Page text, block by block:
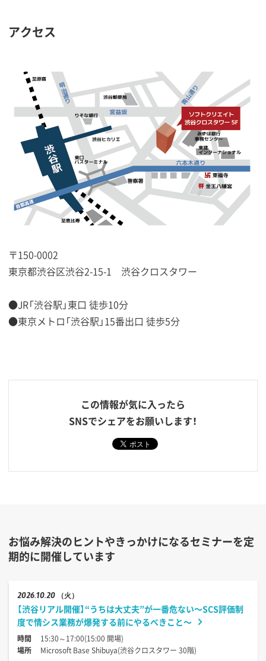
アクセス
〒150-0002
東京都渋谷区渋谷2-15-1 渋谷クロスタワー
●JR「渋谷駅」東口 徒歩10分
●東京メトロ「渋谷駅」15番出口 徒歩5分
この情報が気に入ったら
SNSでシェアをお願いします！
お悩み解決のヒントやきっかけになるセミナーを定
期的に開催しています
202610.20 （火）
【渋谷リアル開催】“うちは大丈夫”が一番危ない〜SCS評価制
度で情シス業務が爆発する前にやるべきこと〜
時間
15:30～17:00(15:00 開場)
場所
Microsoft Base Shibuya(渋谷クロスタワー 30階)